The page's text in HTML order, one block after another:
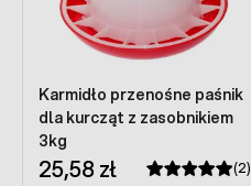
Karmidło przenośne paśnik
dla kurcząt z zasobnikiem
3kg
25,58 zł (2)